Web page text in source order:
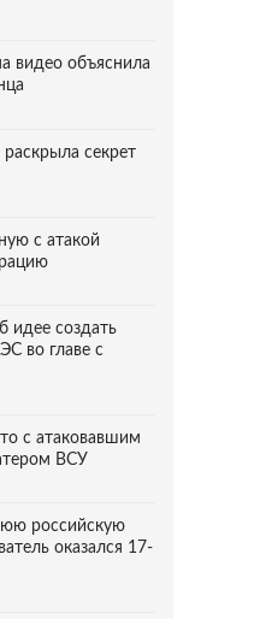
видео объяснила
секрет
с атакой
идее создать
во главе с
с атаковавшим
ВСУ
российскую
оказался 17-